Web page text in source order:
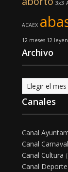
3x3
ACAEX
12 meses 12
Archivo
Archivo
Canales
Canal
Canal
Canal Cultura
Canal Deporte